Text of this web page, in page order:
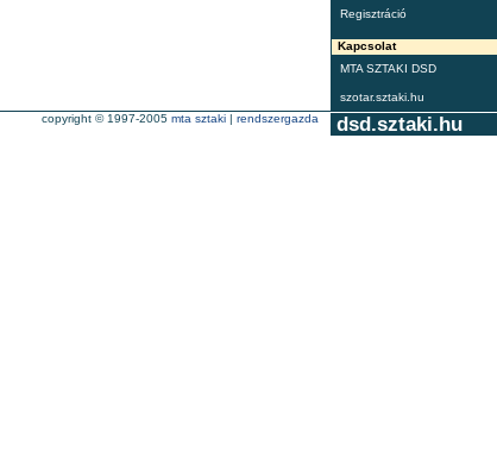
Regisztráció
Kapcsolat
MTA SZTAKI DSD
szotar.sztaki.hu
dsd.sztaki.hu
copyright © 1997-2005 mta sztaki | rendszergazda